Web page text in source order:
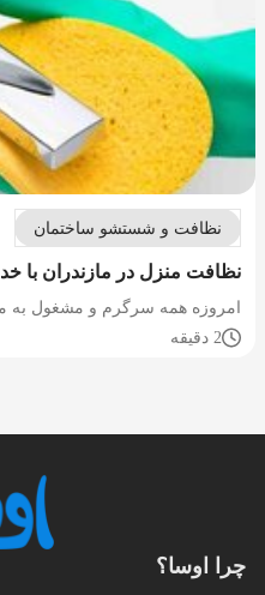
نظافت و شستشو ساختمان
نظافت منزل در مازندران با
امروزه همه سرگرم و مشغول به
2 دقیقه
چرا اوسا؟